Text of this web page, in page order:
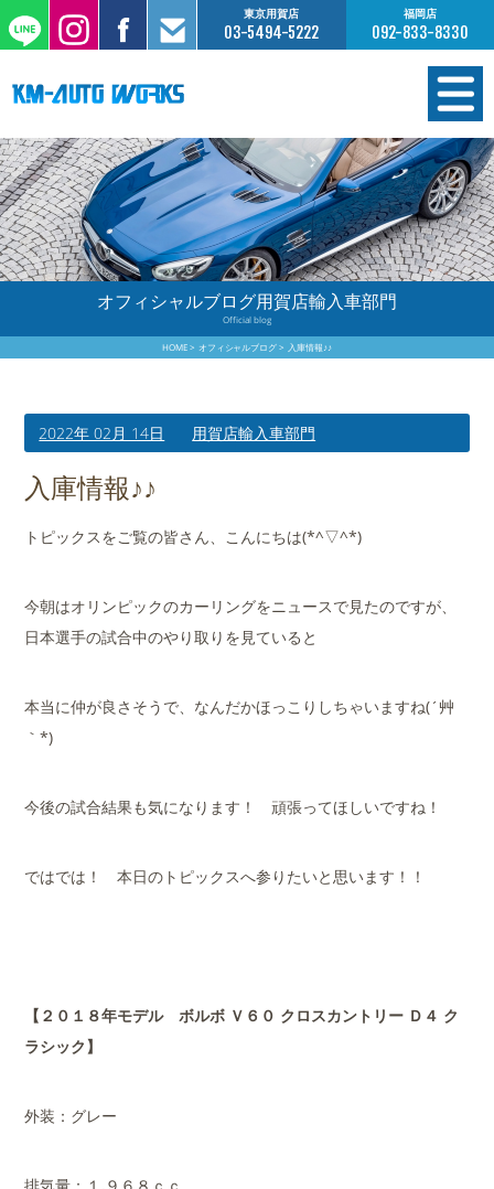
東京用賀店
03-5494-5222
福岡店
092-833-8330
在庫情報
オーダー販売
工場サービス
保証について
買取査定のご案内
会社概要
オフィシャルブログ用賀店輸入車部門
Official blog
HOME オフィシャルブログ 入庫情報♪♪
2022年 02月 14日 用賀店輸入車部門
入庫情報♪♪
トピックスをご覧の皆さん、こんにちは(*^▽^*)
今朝はオリンピックのカーリングをニュースで見たのですが、
日本選手の試合中のやり取りを見ていると
本当に仲が良さそうで、なんだかほっこりしちゃいますね(´艸
｀*)
今後の試合結果も気になります！ 頑張ってほしいですね！
ではでは！ 本日のトピックスへ参りたいと思います！！
【２０１８年モデル ボルボ Ｖ６０ クロスカントリー Ｄ４ ク
ラシック】
外装：グレー